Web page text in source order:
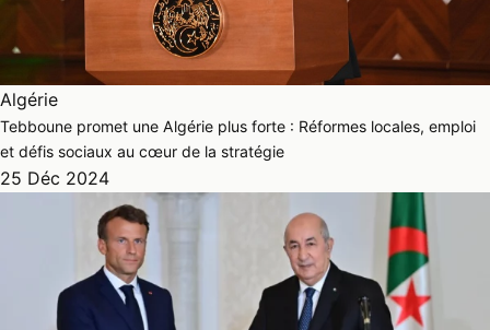
Algérie
Tebboune promet une Algérie plus forte : Réformes locales, emploi
et défis sociaux au cœur de la stratégie
25 Déc 2024